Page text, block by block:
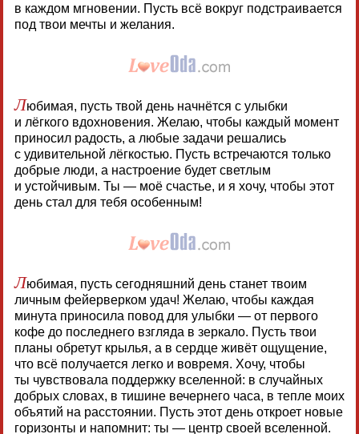
в каждом мгновении. Пусть всё вокруг подстраивается
под твои мечты и желания.
Любимая, пусть твой день начнётся с улыбки
и лёгкого вдохновения. Желаю, чтобы каждый момент
приносил радость, а любые задачи решались
с удивительной лёгкостью. Пусть встречаются только
добрые люди, а настроение будет светлым
и устойчивым. Ты — моё счастье, и я хочу, чтобы этот
день стал для тебя особенным!
Любимая, пусть сегодняшний день станет твоим
личным фейерверком удач! Желаю, чтобы каждая
минута приносила повод для улыбки — от первого
кофе до последнего взгляда в зеркало. Пусть твои
планы обретут крылья, а в сердце живёт ощущение,
что всё получается легко и вовремя. Хочу, чтобы
ты чувствовала поддержку вселенной: в случайных
добрых словах, в тишине вечернего часа, в тепле моих
объятий на расстоянии. Пусть этот день откроет новые
горизонты и напомнит: ты — центр своей вселенной.